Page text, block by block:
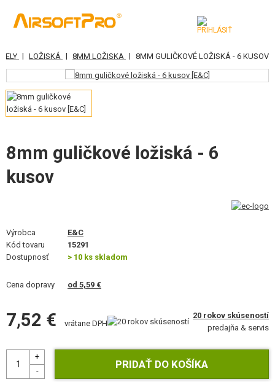
KATEGÓRIE
AIRSOFTOVÉ ZBRANE
VZDUCHOVÉ ZBRANE, PRAKY
GRANÁTOMETY, GRANÁTY
GULIČKY, PLYN
OKULIARE, MASKY
VÝSTROJ, UNIFORMY, PÚZDRA
DOPLNKY K ZBRANIAM, POPRUHY
| LOŽISKÁ | 8MM LOŽISKA | 8MM GULIČKOVÉ LOŽISKÁ - 6 KUSOV
8mm guličkové ložiská - 6
kusov
Výrobca
E&C
Kód tovaru
15291
Dostupnosť
> 10 ks skladom
Cena dopravy od 5,59 €
7,52 € vrátane DPH
20 rokov skúseností
predajňa & servis